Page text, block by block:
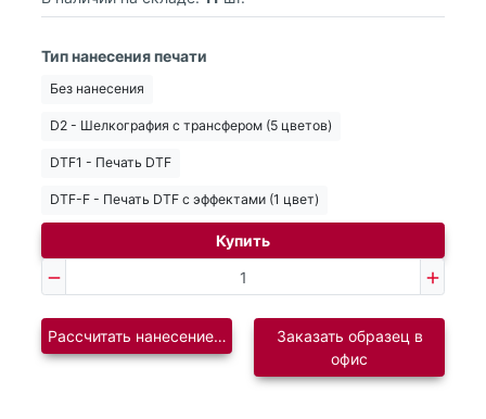
Тип нанесения печати
Без нанесения
D2 - Шелкография с трансфером (5 цветов)
DTF1 - Печать DTF
DTF-F - Печать DTF с эффектами (1 цвет)
Купить
Рассчитать нанесение логотипаЗаказать образец в
офис